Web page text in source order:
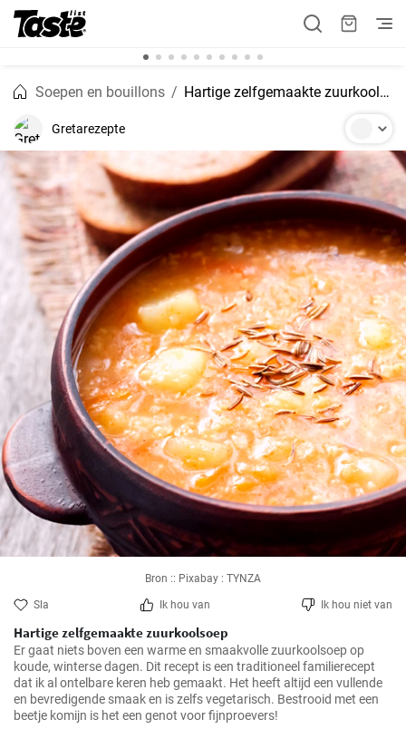
Soepen en bouillons Hartige zelfgemaakte zuurkoolsoep
Gretarezepte
Bron :: Pixabay : TYNZA
Sla Ik hou van Ik hou niet van
Hartige zelfgemaakte zuurkoolsoep
Er gaat niets boven een warme en smaakvolle zuurkoolsoep op
koude, winterse dagen. Dit recept is een traditioneel familierecept
dat ik al ontelbare keren heb gemaakt. Het heeft altijd een vullende
en bevredigende smaak en is zelfs vegetarisch. Bestrooid met een
beetje komijn is het een genot voor fijnproevers!